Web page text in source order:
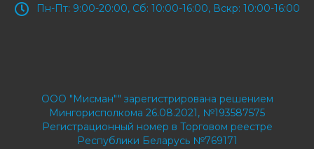
Пн-Пт: 9:00-20:00, Сб: 10:00-16:00, Вскр: 10:00-16:00
ООО "Мисман"" зарегистрирована решением
Мингорисполкома 26.08.2021, №193587575
Регистрационный номер в Торговом реестре
Республики Беларусь №769171